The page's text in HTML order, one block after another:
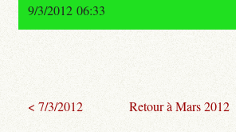
9/3/2012 06:33
< 7/3/2012 Retour à Mars 2012